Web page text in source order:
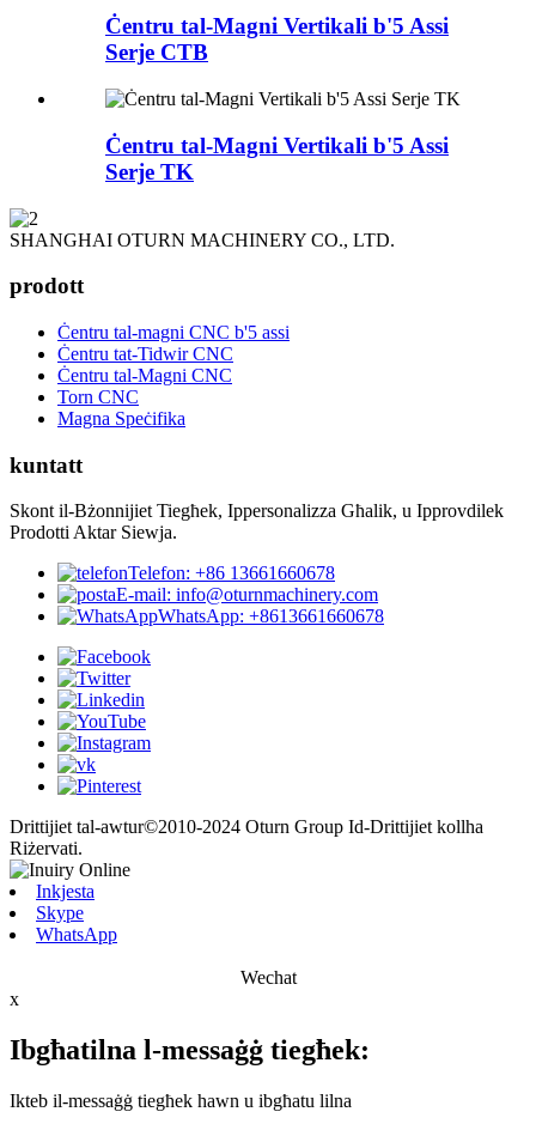
Ċentru tal-Magni Vertikali b'5 Assi
Serje CTB
Ċentru tal-Magni Vertikali b'5 Assi
Serje TK
SHANGHAI OTURN MACHINERY CO., LTD.
prodott
Ċentru tal-magni CNC b'5 assi
Ċentru tat-Tidwir CNC
Ċentru tal-Magni CNC
Torn CNC
Magna Speċifika
kuntatt
Skont il-Bżonnijiet Tiegħek, Ippersonalizza Għalik, u Ipprovdilek
Prodotti Aktar Siewja.
Telefon: +86 13661660678
E-mail: info@oturnmachinery.com
WhatsApp: +8613661660678
Drittijiet tal-awtur©2010-2024 Oturn Group Id-Drittijiet kollha
Riżervati.
Inkjesta
Skype
WhatsApp
Wechat
x
Ibgħatilna l-messaġġ tiegħek:
Ikteb il-messaġġ tiegħek hawn u ibgħatu lilna